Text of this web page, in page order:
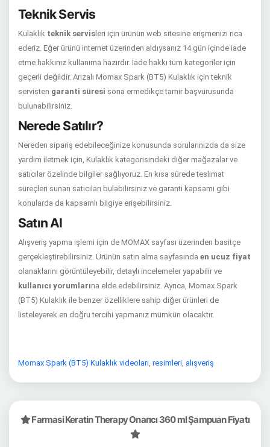
Teknik Servis
Kulaklık teknik servis leri için ürünün web sitesine erişmenizi rica
ederiz. Eğer ürünü internet üzerinden aldıysanız 14 gün içinde iade
etme hakkınız kullanıma hazırdır. İade hakkı tüm kategoriler için
geçerli değildir. Arızalı Momax Spark (BT5) Kulaklık için teknik
servisten garanti süresi sona ermedikçe tamir başvurusunda
bulunabilirsiniz.
Nerede Satılır?
Nereden sipariş edebileceğinize konusunda sorularınızda da size
yardım iletmek için, Kulaklık kategorisindeki diğer mağazalar ve
satıcılar özelinde bilgiler sağlıyoruz. En kısa sürede teslimat
süreçleri sunan satıcıları bulabilirsiniz ve garanti kapsamı gibi
konularda da kapsamlı bilgiye erişebilirsiniz.
Satın Al
Alışveriş yapma işlemi için de MOMAX sayfası üzerinden basitçe
gerçekleştirebilirsiniz. Ürünün satın alma sayfasında en ucuz fiyat
olanaklarını görüntüleyebilir, detaylı incelemeler yapabilir ve
kullanıcı yorumlarına elde edebilirsiniz. Ayrıca, Momax Spark
(BT5) Kulaklık ile benzer özelliklere sahip diğer ürünleri de
listeleyerek en doğru tercihi yapmanız mümkün olacaktır.
Momax Spark (BT5) Kulaklık videoları, resimleri, alışveriş
Farmasi Keratin Therapy Onarıcı 360 ml Şampuan Fiyatı